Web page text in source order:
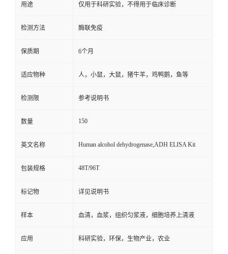
用途 仅用于科研实验，不得用于临床诊断
检测方法 酶联免疫
保质期 6个月
适应物种 人，小鼠，大鼠，猪牛羊，鸡鸭鹅，鱼等
检测限 参考说明书
数量 150
英文名称 Human alcohol dehydrogenase,ADH ELISA Kit
包装规格 48T/96T
标记物 详见说明书
样本 血清，血浆，组织匀浆液，细胞培养上清液
应用 科研实验，环保，生物产业，农业